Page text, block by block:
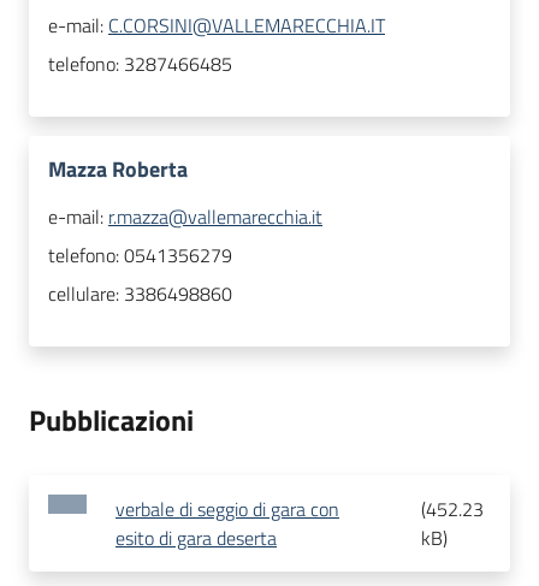
e-mail: C.CORSINI@VALLEMARECCHIA.IT
telefono: 3287466485
Mazza Roberta
e-mail: r.mazza@vallemarecchia.it
telefono:0541356279
cellulare: 3386498860
Pubblicazioni
verbale di seggio di gara con
esito di gara deserta
(452.23
kB)